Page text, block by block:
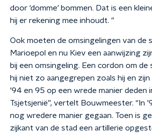
door ‘domme’ bommen. Dat is een
hij er rekening mee inhoudt. ”
Ook moeten de omsingelingen van de
Marioepol en nu Kiev een aanwijzing
bij een omsingeling. Een cordon om
hij niet zo aangegrepen zoals hij en
’94 en 95 op een wrede manier deden
Tsjetsjenië”, vertelt Bouwmeester. “In
nog wredere manier gegaan. Toen is
zijkant van de stad een artillerie